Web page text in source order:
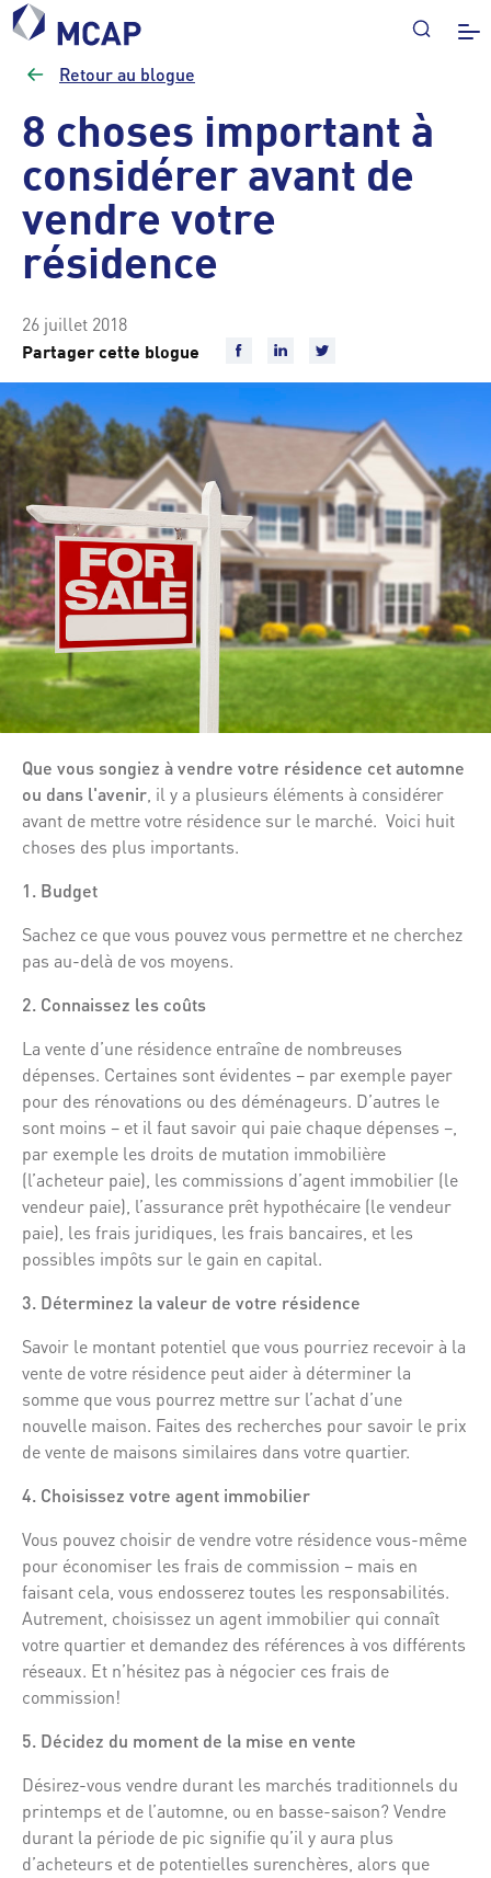
Retour au blogue
8 choses important à
considérer avant de
vendre votre
résidence
26 juillet 2018
Partager cette blogue
Que vous songiez à vendre votre résidence cet automne
ou dans l'avenir , il y a plusieurs éléments à considérer
avant de mettre votre résidence sur le marché. Voici huit
choses des plus importants.
1. Budget
Sachez ce que vous pouvez vous permettre et ne cherchez
pas au-delà de vos moyens.
2. Connaissez les coûts
La vente d’une résidence entraîne de nombreuses
dépenses. Certaines sont évidentes – par exemple payer
pour des rénovations ou des déménageurs. D’autres le
sont moins – et il faut savoir qui paie chaque dépenses –,
par exemple les droits de mutation immobilière
(l’acheteur paie), les commissions d’agent immobilier (le
vendeur paie), l’assurance prêt hypothécaire (le vendeur
paie), les frais juridiques, les frais bancaires, et les
possibles impôts sur le gain en capital.
3. Déterminez la valeur de votre résidence
Savoir le montant potentiel que vous pourriez recevoir à la
vente de votre résidence peut aider à déterminer la
somme que vous pourrez mettre sur l’achat d’une
nouvelle maison. Faites des recherches pour savoir le prix
de vente de maisons similaires dans votre quartier.
4. Choisissez votre agent immobilier
Vous pouvez choisir de vendre votre résidence vous-même
pour économiser les frais de commission – mais en
faisant cela, vous endosserez toutes les responsabilités.
Autrement, choisissez un agent immobilier qui connaît
votre quartier et demandez des références à vos différents
réseaux. Et n’hésitez pas à négocier ces frais de
commission!
5. Décidez du moment de la mise en vente
Désirez-vous vendre durant les marchés traditionnels du
printemps et de l’automne, ou en basse-saison? Vendre
durant la période de pic signifie qu’il y aura plus
d’acheteurs et de potentielles surenchères, alors que